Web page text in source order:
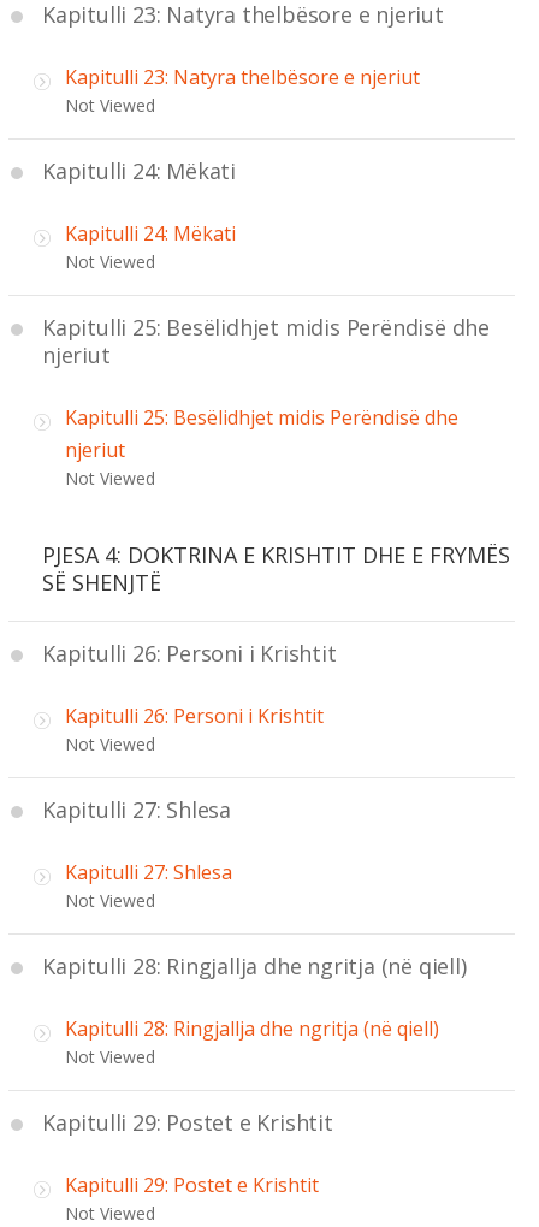
Kapitulli 23: Natyra thelbësore e njeriut
Kapitulli 23: Natyra thelbësore e njeriut
Not Viewed
Kapitulli 24: Mëkati
Kapitulli 24: Mëkati
Not Viewed
Kapitulli 25: Besëlidhjet midis Perëndisë dhe
njeriut
Kapitulli 25: Besëlidhjet midis Perëndisë dhe
njeriut
Not Viewed
PJESA 4: DOKTRINA E KRISHTIT DHE E FRYMËS
SË SHENJTË
Kapitulli 26: Personi i Krishtit
Kapitulli 26: Personi i Krishtit
Not Viewed
Kapitulli 27: Shlesa
Kapitulli 27: Shlesa
Not Viewed
Kapitulli 28: Ringjallja dhe ngritja (në qiell)
Kapitulli 28: Ringjallja dhe ngritja (në qiell)
Not Viewed
Kapitulli 29: Postet e Krishtit
Kapitulli 29: Postet e Krishtit
Not Viewed